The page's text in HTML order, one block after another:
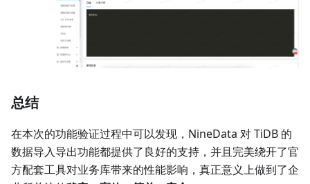
总结
在本次的功能验证过程中可以发现，NineData 对 TiDB 的
数据导入导出功能都提供了良好的支持，并且完美绕开了官
方配套工具对业务库带来的性能影响，真正意义上做到了企